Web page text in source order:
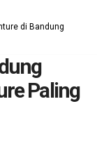
di Bandung
Paling